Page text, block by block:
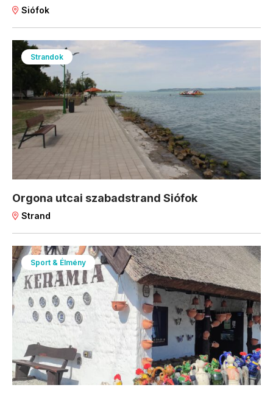
Siófok
Strandok
Orgona utcai szabadstrand Siófok
Strand
Sport & Élmény